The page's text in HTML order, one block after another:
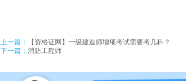
上一篇：
【资格证网】一级建造师增项考试需要考几科？
下一篇： 消防工程师